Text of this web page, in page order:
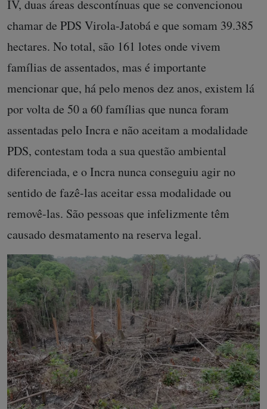
IV, duas áreas descontínuas que se convencionou
chamar de PDS Virola-Jatobá e que somam 39.385
hectares. No total, são 161 lotes onde vivem
famílias de assentados, mas é importante
mencionar que, há pelo menos dez anos, existem lá
por volta de 50 a 60 famílias que nunca foram
assentadas pelo Incra e não aceitam a modalidade
PDS, contestam toda a sua questão ambiental
diferenciada, e o Incra nunca conseguiu agir no
sentido de fazê-las aceitar essa modalidade ou
removê-las. São pessoas que infelizmente têm
causado desmatamento na reserva legal.